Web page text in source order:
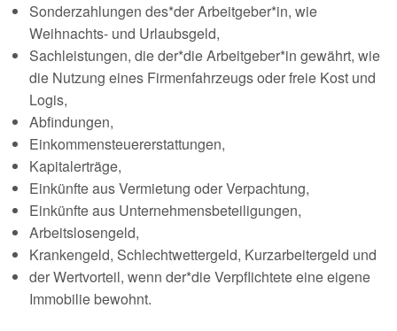
Sonderzahlungen des*der Arbeitgeber*in, wie
Weihnachts- und Urlaubsgeld,
Sachleistungen, die der*die Arbeitgeber*in gewährt, wie
die Nutzung eines Firmenfahrzeugs oder freie Kost und
Logis,
Abfindungen,
Einkommensteuererstattungen,
Kapitalerträge,
Einkünfte aus Vermietung oder Verpachtung,
Einkünfte aus Unternehmensbeteiligungen,
Arbeitslosengeld,
Krankengeld, Schlechtwettergeld, Kurzarbeitergeld und
der Wertvorteil, wenn der*die Verpflichtete eine eigene
Immobilie bewohnt.